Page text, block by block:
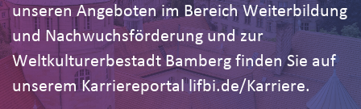
unseren Angeboten im Bereich Weiterbildung
und Nachwuchsförderung und zur
Weltkulturerbestadt Bamberg finden Sie auf
unserem Karriereportal lifbi.de/Karriere.